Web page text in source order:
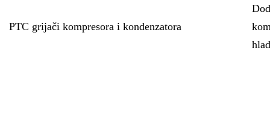
PTC grijači kompresora i kondenzatora